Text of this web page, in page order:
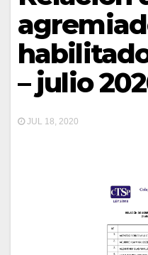
– julio
JUL 18, 2020